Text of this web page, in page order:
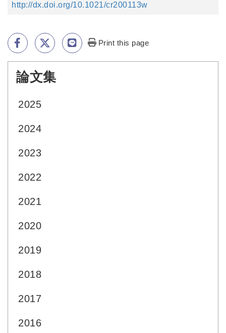
http://dx.doi.org/10.1021/cr200113w
Print this page
論文集
2025
2024
2023
2022
2021
2020
2019
2018
2017
2016